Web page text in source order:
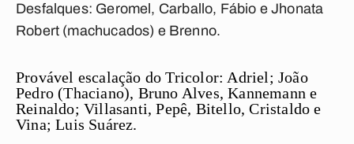
Desfalques: Geromel, Carballo, Fábio e Jhonata
Robert (machucados) e Brenno.
Provável escalação do Tricolor: Adriel; João
Pedro (Thaciano), Bruno Alves, Kannemann e
Reinaldo; Villasanti, Pepê, Bitello, Cristaldo e
Vina; Luis Suárez.